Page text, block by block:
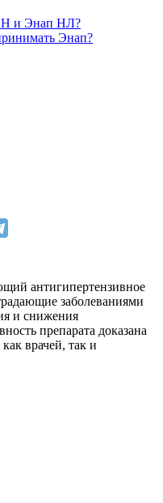
Н и Энап НЛ?
Энап?
антигипертензивное
заболеваниями
и снижения
препарата доказана
врачей, так и